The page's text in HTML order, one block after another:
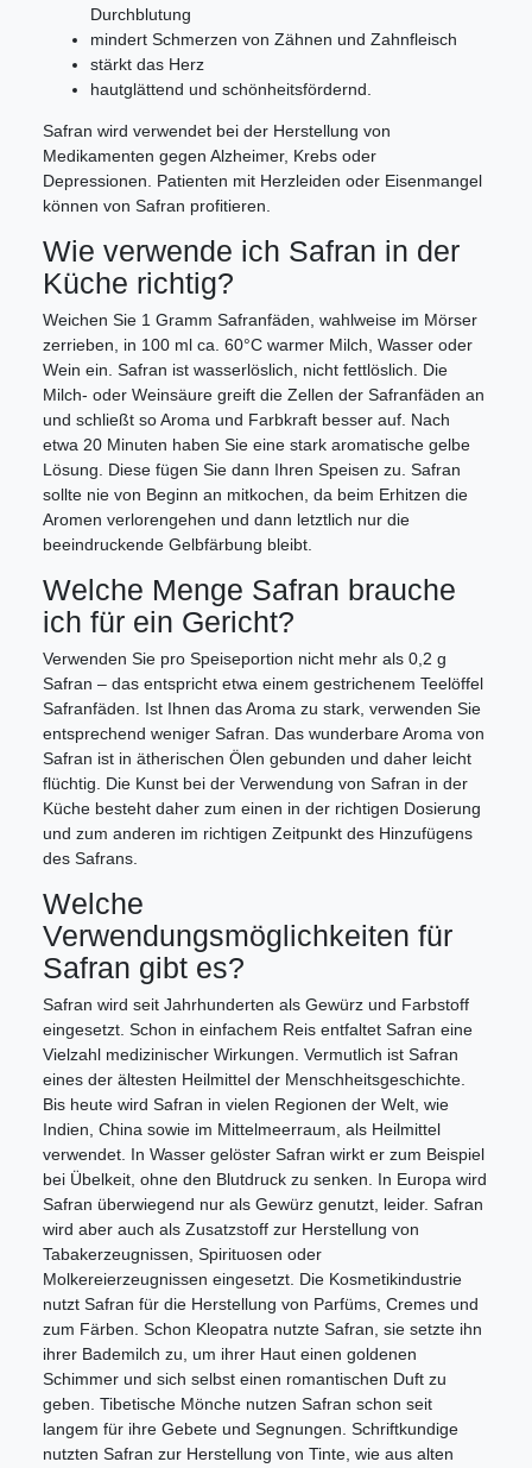
Durchblutung
mindert Schmerzen von Zähnen und Zahnfleisch
stärkt das Herz
hautglättend und schönheitsfördernd.
Safran wird verwendet bei der Herstellung von
Medikamenten gegen Alzheimer, Krebs oder
Depressionen. Patienten mit Herzleiden oder Eisenmangel
können von Safran profitieren.
Wie verwende ich Safran in der
Küche richtig?
Weichen Sie 1 Gramm Safranfäden, wahlweise im Mörser
zerrieben, in 100 ml ca. 60°C warmer Milch, Wasser oder
Wein ein. Safran ist wasserlöslich, nicht fettlöslich. Die
Milch- oder Weinsäure greift die Zellen der Safranfäden an
und schließt so Aroma und Farbkraft besser auf. Nach
etwa 20 Minuten haben Sie eine stark aromatische gelbe
Lösung. Diese fügen Sie dann Ihren Speisen zu. Safran
sollte nie von Beginn an mitkochen, da beim Erhitzen die
Aromen verlorengehen und dann letztlich nur die
beeindruckende Gelbfärbung bleibt.
Welche Menge Safran brauche
ich für ein Gericht?
Verwenden Sie pro Speiseportion nicht mehr als 0,2 g
Safran – das entspricht etwa einem gestrichenem Teelöffel
Safranfäden. Ist Ihnen das Aroma zu stark, verwenden Sie
entsprechend weniger Safran. Das wunderbare Aroma von
Safran ist in ätherischen Ölen gebunden und daher leicht
flüchtig. Die Kunst bei der Verwendung von Safran in der
Küche besteht daher zum einen in der richtigen Dosierung
und zum anderen im richtigen Zeitpunkt des Hinzufügens
des Safrans.
Welche
Verwendungsmöglichkeiten für
Safran gibt es?
Safran wird seit Jahrhunderten als Gewürz und Farbstoff
eingesetzt. Schon in einfachem Reis entfaltet Safran eine
Vielzahl medizinischer Wirkungen. Vermutlich ist Safran
eines der ältesten Heilmittel der Menschheitsgeschichte.
Bis heute wird Safran in vielen Regionen der Welt, wie
Indien, China sowie im Mittelmeerraum, als Heilmittel
verwendet. In Wasser gelöster Safran wirkt er zum Beispiel
bei Übelkeit, ohne den Blutdruck zu senken. In Europa wird
Safran überwiegend nur als Gewürz genutzt, leider. Safran
wird aber auch als Zusatzstoff zur Herstellung von
Tabakerzeugnissen, Spirituosen oder
Molkereierzeugnissen eingesetzt. Die Kosmetikindustrie
nutzt Safran für die Herstellung von Parfüms, Cremes und
zum Färben. Schon Kleopatra nutzte Safran, sie setzte ihn
ihrer Bademilch zu, um ihrer Haut einen goldenen
Schimmer und sich selbst einen romantischen Duft zu
geben. Tibetische Mönche nutzen Safran schon seit
langem für ihre Gebete und Segnungen. Schriftkundige
nutzten Safran zur Herstellung von Tinte, wie aus alten